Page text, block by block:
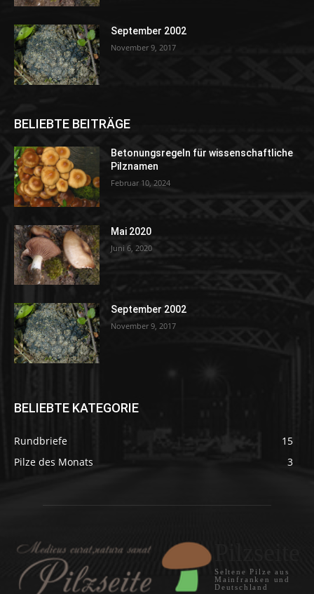
September 2002
November 9, 2017
BELIEBTE BEITRÄGE
Betonungsregeln für wissenschaftliche
Pilznamen
Februar 10, 2024
Mai 2020
Juni 6, 2020
September 2002
November 9, 2017
BELIEBTE KATEGORIE
Rundbriefe
15
Pilze des Monats
3
Seltene Pilze aus
Mainfranken und
Deutschland